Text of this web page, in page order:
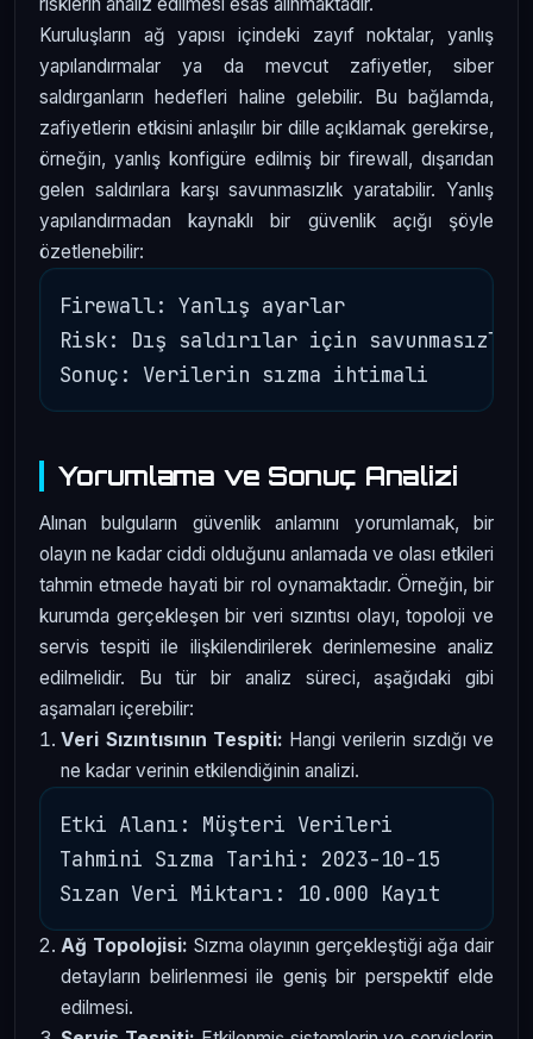
Kuruluşların ağ yapısı içindeki zayıf noktalar, yanlış
yapılandırmalar ya da mevcut zafiyetler, siber
saldırganların hedefleri haline gelebilir. Bu bağlamda,
zafiyetlerin etkisini anlaşılır bir dille açıklamak gerekirse,
örneğin, yanlış konfigüre edilmiş bir firewall, dışarıdan
gelen saldırılara karşı savunmasızlık yaratabilir. Yanlış
yapılandırmadan kaynaklı bir güvenlik açığı şöyle
özetlenebilir:
Firewall: Yanlış ayarlar
Risk: Dış saldırılar için savunmasızlık
Yorumlama ve Sonuç Analizi
Alınan bulguların güvenlik anlamını yorumlamak, bir
olayın ne kadar ciddi olduğunu anlamada ve olası etkileri
tahmin etmede hayati bir rol oynamaktadır. Örneğin, bir
kurumda gerçekleşen bir veri sızıntısı olayı, topoloji ve
servis tespiti ile ilişkilendirilerek derinlemesine analiz
edilmelidir. Bu tür bir analiz süreci, aşağıdaki gibi
aşamaları içerebilir:
Veri Sızıntısının Tespiti: Hangi verilerin sızdığı ve
ne kadar verinin etkilendiğinin analizi.
Etki Alanı: Müşteri Verileri
Tahmini Sızma Tarihi: 2023-10-15
Ağ Topolojisi: Sızma olayının gerçekleştiği ağa dair
detayların belirlenmesi ile geniş bir perspektif elde
edilmesi.